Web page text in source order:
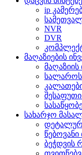
ip
NVR
DVR
მაღაზიების
სალაროს
სახარჯო
ბეჭდვის